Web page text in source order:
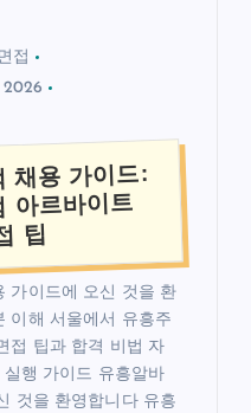
접
2026
채용 가이드:
아르바이트
팁
가이드에 오신 것을 환
이해 서울에서 유흥주
접 팁과 합격 비법 자
행 가이드 유흥알바
것을 환영합니다 유흥